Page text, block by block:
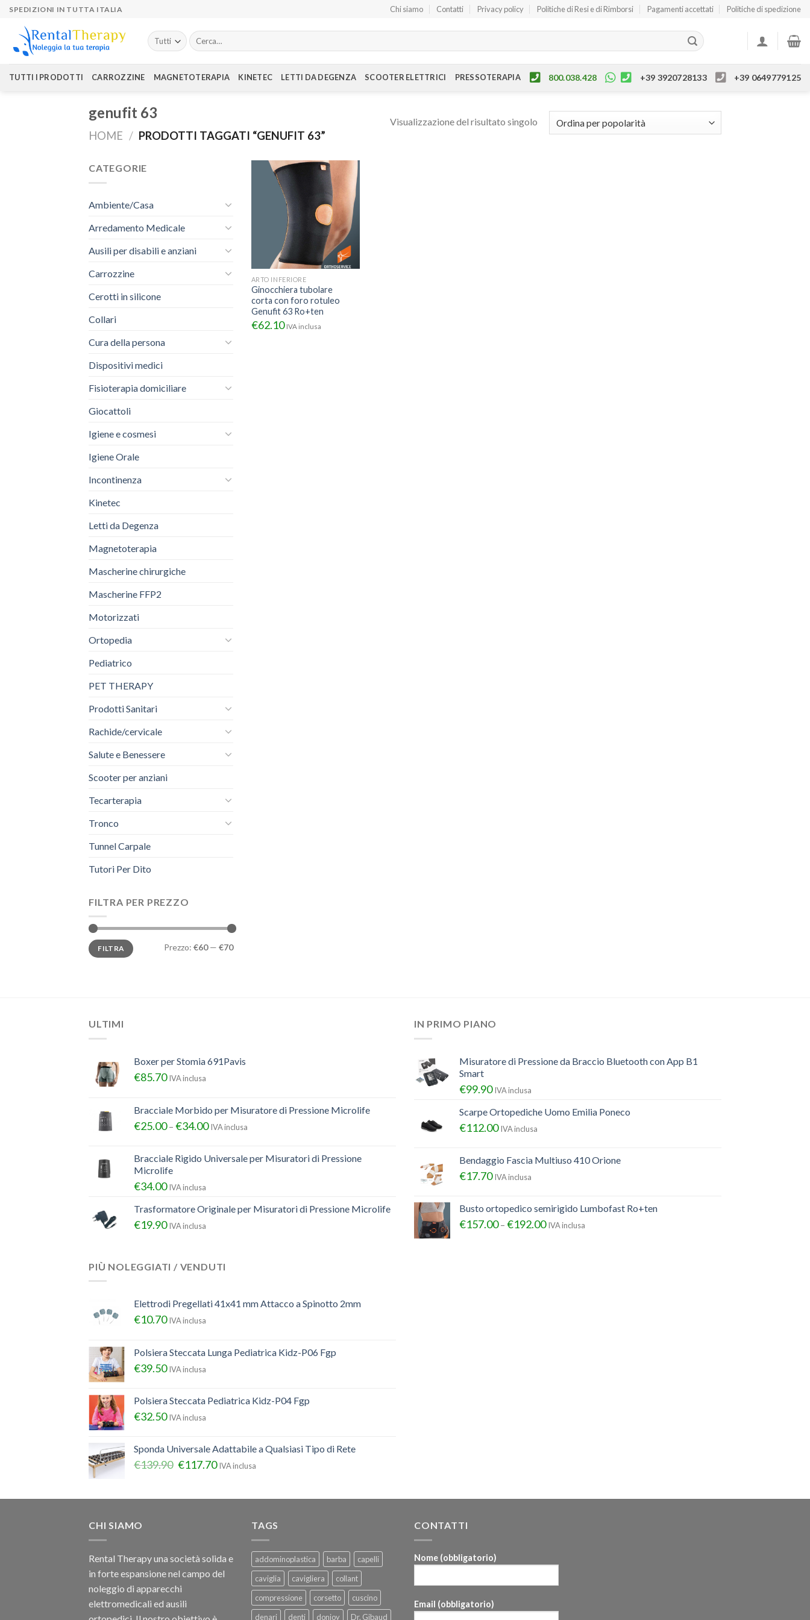
Skip
content
SPEDIZIONI IN TUTTA ITALIA Chi siamo Contatti Privacy policy Politiche di Resi e di Rimborsi Pagamenti accettati Politiche di spedizione
Cerca:
TUTTI I PRODOTTI CARROZZINE MAGNETOTERAPIA KINETEC LETTI DA DEGENZA SCOOTER ELETTRICI PRESSOTERAPIA 800.038.428 +39 3920728133 +39 0649779125
genufit 63
HOME / PRODOTTI TAGGATI “GENUFIT 63”
Visualizzazione del risultato singolo
CATEGORIE
Ambiente/Casa
Arredamento Medicale
Ausili per disabili e anziani
Carrozzine
Cerotti in silicone
Collari
Cura della persona
Dispositivi medici
Fisioterapia domiciliare
Giocattoli
Igiene e cosmesi
Igiene Orale
Incontinenza
Kinetec
Letti da Degenza
Magnetoterapia
Mascherine chirurgiche
Mascherine FFP2
Motorizzati
Ortopedia
Pediatrico
PET THERAPY
Prodotti Sanitari
Rachide/cervicale
Salute e Benessere
Scooter per anziani
Tecarterapia
Tronco
Tunnel Carpale
Tutori Per Dito
FILTRA PER PREZZO
Prezzo
Min
Prezzo
MaxFILTRA Prezzo: €60— €70
ARTO INFERIORE
Ginocchiera tubolare
corta con foro rotuleo
Genufit 63 Ro+ten
€62.10 IVA inclusa
ULTIMI
Boxer per Stomia 691Pavis
€85.70 IVA inclusa
Bracciale Morbido per Misuratore di Pressione Microlife
€25.00– €34.00 IVA inclusa
Bracciale Rigido Universale per Misuratori di Pressione
Microlife
€34.00 IVA inclusa
Trasformatore Originale per Misuratori di Pressione Microlife
€19.90 IVA inclusa
IN PRIMO PIANO
Misuratore di Pressione da Braccio Bluetooth con App B1
Smart
€99.90 IVA inclusa
Scarpe Ortopediche Uomo Emilia Poneco
€112.00 IVA inclusa
Bendaggio Fascia Multiuso 410 Orione
€17.70 IVA inclusa
Busto ortopedico semirigido Lumbofast Ro+ten
€157.00– €192.00 IVA inclusa
PIÙ NOLEGGIATI / VENDUTI
Elettrodi Pregellati 41x41 mm Attacco a Spinotto 2mm
€10.70 IVA inclusa
Polsiera Steccata Lunga Pediatrica Kidz-P06 Fgp
€39.50 IVA inclusa
Polsiera Steccata Pediatrica Kidz-P04 Fgp
€32.50 IVA inclusa
Sponda Universale Adattabile a Qualsiasi Tipo di Rete
€139.90 €117.70 IVA inclusa
CHI SIAMO
Rental Therapy una società solida e
in forte espansione nel campo del
noleggio di apparecchi
elettromedicali ed ausili
TAGS
addominoplastica barba
capelli
caviglia
cavigliera
collant
compressione
corsetto
cuscino
denari
denti donjoy Dr. Gibaud
CONTATTI
Nome (obbligatorio)
Email (obbligatorio)